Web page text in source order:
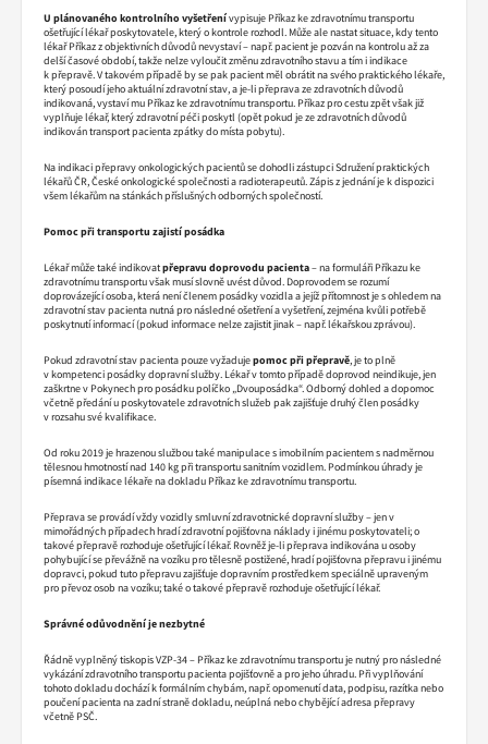
U plánovaného kontrolního vyšetřenívypisuje Příkaz ke zdravotnímu transportu
ošetřující lékař poskytovatele, který o kontrole rozhodl. Může ale nastat situace, kdy tento
lékař Příkaz z objektivních důvodů nevystaví – např. pacient je pozván na kontrolu až za
delší časové období, takže nelze vyloučit změnu zdravotního stavu a tím i indikace
k přepravě. V takovém případě by se pak pacient měl obrátit na svého praktického lékaře,
který posoudí jeho aktuální zdravotní stav, a je-li přeprava ze zdravotních důvodů
indikovaná, vystaví mu Příkaz ke zdravotnímu transportu. Příkaz pro cestu zpět však již
vyplňuje lékař, který zdravotní péči poskytl (opět pokud je ze zdravotních důvodů
indikován transport pacienta zpátky do místa pobytu).
Na indikaci přepravy onkologických pacientů se dohodli zástupci Sdružení praktických
lékařů ČR, České onkologické společnosti a radioterapeutů. Zápis z jednání je k dispozici
všem lékařům na stánkách příslušných odborných společností.
Pomoc při transportu zajistí posádka
Lékař může také indikovatpřepravu doprovodu pacienta– na formuláři Příkazu ke
zdravotnímu transportu však musí slovně uvést důvod. Doprovodem se rozumí
doprovázející osoba, která není členem posádky vozidla a jejíž přítomnost je s ohledem na
zdravotní stav pacienta nutná pro následné ošetření a vyšetření, zejména kvůli potřebě
poskytnutí informací (pokud informace nelze zajistit jinak – např. lékařskou zprávou).
Pokud zdravotní stav pacienta pouze vyžadujepomoc při přepravě, je to plně
v kompetenci posádky dopravní služby. Lékař v tomto případě doprovod neindikuje, jen
zaškrtne v Pokynech pro posádku políčko „Dvouposádka“. Odborný dohled a dopomoc
včetně předání u poskytovatele zdravotních služeb pak zajišťuje druhý člen posádky
v rozsahu své kvalifikace.
Od roku 2019 je hrazenou službou také manipulace s imobilním pacientem s nadměrnou
tělesnou hmotností nad 140 kg při transportu sanitním vozidlem. Podmínkou úhrady je
písemná indikace lékaře na dokladu Příkaz ke zdravotnímu transportu.
Přeprava se provádí vždy vozidly smluvní zdravotnické dopravní služby – jen v
mimořádných případech hradí zdravotní pojišťovna náklady i jinému poskytovateli; o
takové přepravě rozhoduje ošetřující lékař. Rovněž je-li přeprava indikována u osoby
pohybující se převážně na vozíku pro tělesně postižené, hradí pojišťovna přepravu i jinému
dopravci, pokud tuto přepravu zajišťuje dopravním prostředkem speciálně upraveným
pro převoz osob na vozíku; také o takové přepravě rozhoduje ošetřující lékař.
Správné odůvodnění je nezbytné
Řádně vyplněný tiskopis VZP-34 – Příkaz ke zdravotnímu transportu je nutný pro následné
vykázání zdravotního transportu pacienta pojišťovně a pro jeho úhradu. Při vyplňování
tohoto dokladu dochází k formálním chybám, např. opomenutí data, podpisu, razítka nebo
poučení pacienta na zadní straně dokladu, neúplná nebo chybějící adresa přepravy
včetně PSČ.